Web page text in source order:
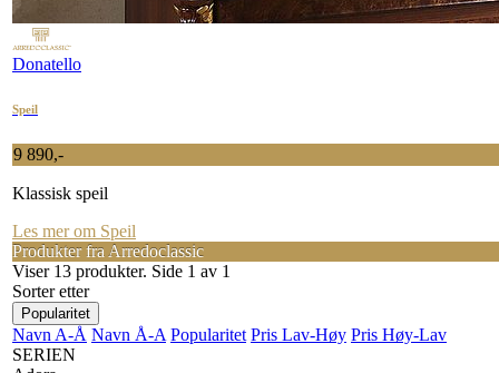
Donatello
Speil
9 890,-
Klassisk speil
Les mer om Speil
Produkter fra Arredoclassic
Viser 13 produkter. Side 1 av 1
Sorter etter
Popularitet
Navn A-Å Navn Å-A Popularitet Pris Lav-Høy Pris Høy-Lav
SERIEN